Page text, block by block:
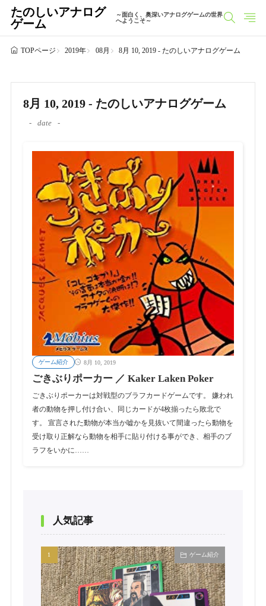
たのしいアナログ
ゲーム
～面白く、奥深いアナログゲームの世界
へようこそ～
TOPページ 2019年 08月 8月 10, 2019 - たのしいアナログゲーム
8月 10, 2019 - たのしいアナログゲーム
date
ゲーム紹介 8月 10, 2019
ごきぶりポーカー ／ Kaker Laken Poker
ごきぶりポーカーは対戦型のブラフカードゲームです。 嫌われ
者の動物を押し付け合い、同じカードが4枚揃ったら敗北で
す。 宣言された動物が本当か嘘かを見抜いて間違ったら動物を
受け取り正解なら動物を相手に貼り付ける事ができ、相手のブ
ラフをいかに……
人気記事
ゲーム紹介